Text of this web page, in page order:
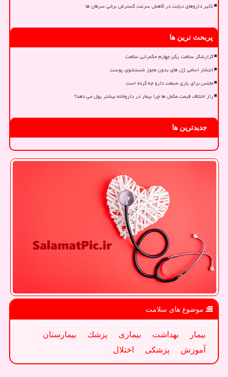
تأثیر داروهای دیابت در کاهش سرعت گسترش برخی سرطان ها
پربحث ترین ها
گزارشگر سلامت رکن چهارم حکمرانی سلامت
انتشار اسامی ژل های بدون مجوز شستشوی پوست
مجلس برای یاری صنعت دارو چه کرده است
راز اختلاف قیمت مکمل ها چرا بیمار در داروخانه بیشتر پول می دهد؟
جدیدترین ها
موضوع های سلامت
بیمار بهداشت بیماری پزشك
بیمارستان
آموزش
پزشكی اختلال